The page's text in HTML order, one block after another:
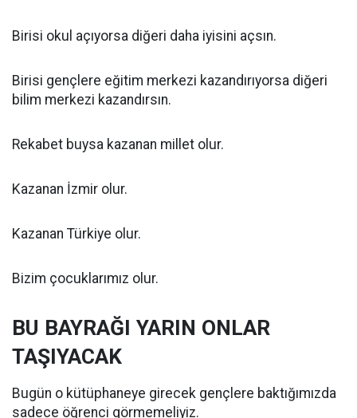
Birisi okul açıyorsa diğeri daha iyisini açsın.
Birisi gençlere eğitim merkezi kazandırıyorsa diğeri
bilim merkezi kazandırsın.
Rekabet buysa kazanan millet olur.
Kazanan İzmir olur.
Kazanan Türkiye olur.
Bizim çocuklarımız olur.
BU BAYRAĞI YARIN ONLAR
TAŞIYACAK
Bugün o kütüphaneye girecek gençlere baktığımızda
sadece öğrenci görmemeliyiz.